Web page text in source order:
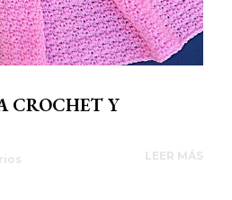
CROCHET Y
LEER MÁS